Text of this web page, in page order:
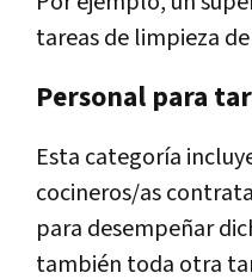
tareas de limpieza
Personal para
Esta categoría
cocineros/as
para desempeñar
también toda otra